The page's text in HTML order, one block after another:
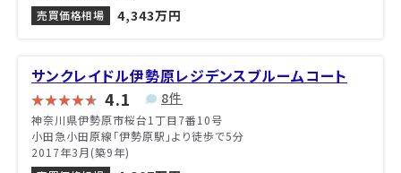
売買価格相場
4,343万円
サンクレイドル伊勢原レジデンスブルームコート
4.1 8件
神奈川県伊勢原市桜台1丁目7番10号
小田急小田原線「伊勢原駅」より徒歩で5分
2017年3月(築9年)